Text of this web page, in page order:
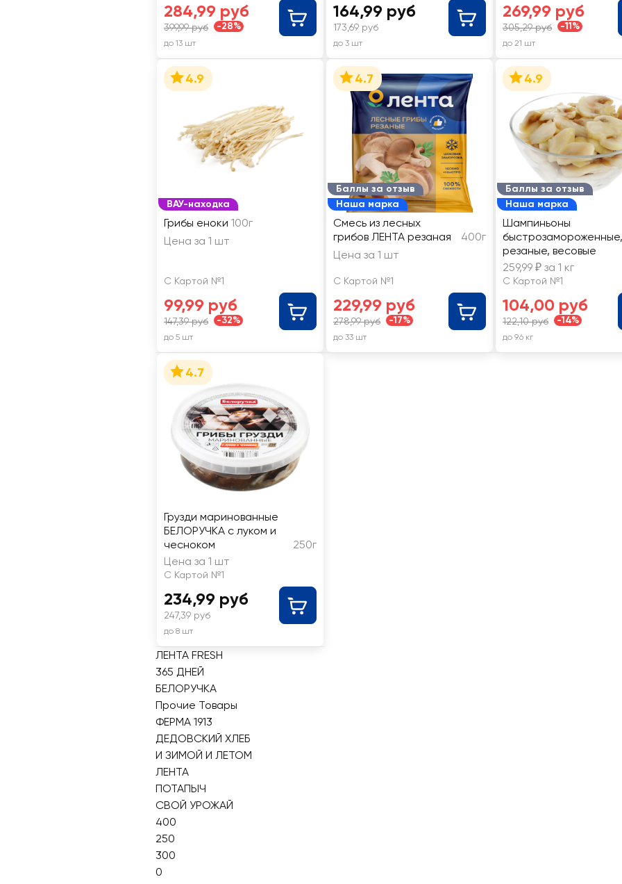
284,99 руб
399,99 руб -28%
до 13 шт
164,99 руб
173,69 руб
до 3 шт
269,99 руб
305,29 руб -11%
до 21 шт
ВАУ-находка
4.9
Грибы еноки 100г
Цена за 1 шт
С Картой №1
99,99 руб
147,39 руб -32%
до 5 шт
Баллы за отзыв
Наша марка
4.7
Смесь из лесных
грибов ЛЕНТА резаная
400г
Цена за 1 шт
С Картой №1
229,99 руб
278,99 руб -17%
до 33 шт
Баллы за отзыв
Наша марка
4.9
Шампиньоны
быстрозамороженные,
резаные, весовые
259,99 ₽ за 1 кг
С Картой №1
104,00 руб
122,10 руб -14%
до 9.6 кг
4.7
Грузди маринованные
БЕЛОРУЧКА с луком и
чесноком
250г
Цена за 1 шт
С Картой №1
234,99 руб
247,39 руб
до 8 шт
ЛЕНТА FRESH
365 ДНЕЙ
БЕЛОРУЧКА
Прочие Товары
ФЕРМА 1913
ДЕДОВСКИЙ ХЛЕБ
И ЗИМОЙ И ЛЕТОМ
ЛЕНТА
ПОТАПЫЧ
СВОЙ УРОЖАЙ
400
250
300
0